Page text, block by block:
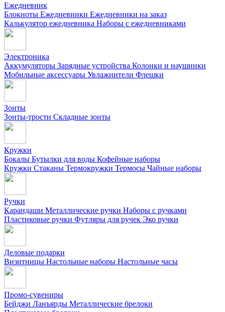
Ежедневник
Блокноты Ежедневники Ежедневники на заказ
Калькулятор ежедневника Наборы с ежедневниками
Электроника
Аккумуляторы Зарядные устройства Колонки и наушники
Мобильные аксессуары Увлажнители Флешки
Зонты
Зонты-трости Складные зонты
Кружки
Бокалы Бутылки для воды Кофейные наборы
Кружки Стаканы Термокружки Термосы Чайные наборы
Ручки
Карандаши Металлические ручки Наборы с ручками
Пластиковые ручки Футляры для ручек Эко ручки
Деловые подарки
Визитницы Настольные наборы Настольные часы
Промо-сувениры
Бейджи Ланъярды Металлические брелоки